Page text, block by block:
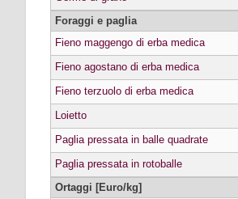
Foraggi e paglia
Fieno maggengo di erba medica
Fieno agostano di erba medica
Fieno terzuolo di erba medica
Loietto
Paglia pressata in balle quadrate
Paglia pressata in rotoballe
Ortaggi [Euro/kg]